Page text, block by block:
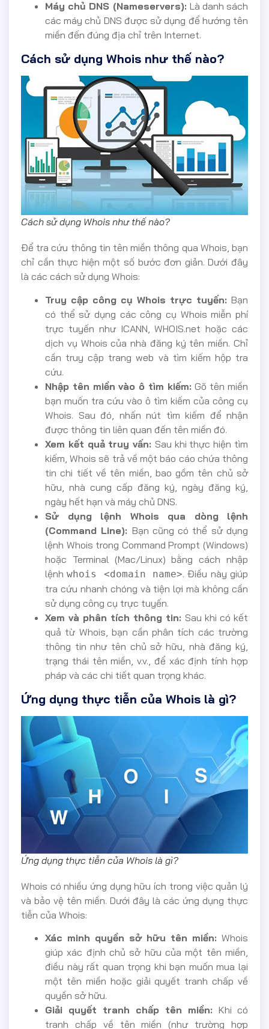
Máy chủ DNS (Nameservers): Là danh sách
các máy chủ DNS được sử dụng để hướng tên
miền đến đúng địa chỉ trên Internet.
Cách sử dụng Whois như thế nào?
Cách sử dụng Whois như thế nào?
Để tra cứu thông tin tên miền thông qua Whois, bạn
chỉ cần thực hiện một số bước đơn giản. Dưới đây
là các cách sử dụng Whois:
Truy cập công cụ Whois trực tuyến: Bạn
có thể sử dụng các công cụ Whois miễn phí
trực tuyến như ICANN, WHOIS.net hoặc các
dịch vụ Whois của nhà đăng ký tên miền. Chỉ
cần truy cập trang web và tìm kiếm hộp tra
cứu.
Nhập tên miền vào ô tìm kiếm:Gõ tên miền
bạn muốn tra cứu vào ô tìm kiếm của công cụ
Whois. Sau đó, nhấn nút tìm kiếm để nhận
được thông tin liên quan đến tên miền đó.
Xem kết quả truy vấn: Sau khi thực hiện tìm
kiếm, Whois sẽ trả về một báo cáo chứa thông
tin chi tiết về tên miền, bao gồm tên chủ sở
hữu, nhà cung cấp đăng ký, ngày đăng ký,
ngày hết hạn và máy chủ DNS.
Sử dụng lệnh Whois qua dòng lệnh
(Command Line): Bạn cũng có thể sử dụng
lệnh Whois trong Command Prompt (Windows)
hoặc Terminal (Mac/Linux) bằng cách nhập
lệnhwhois <domain name>. Điều này giúp
tra cứu nhanh chóng và tiện lợi mà không cần
sử dụng công cụ trực tuyến.
Xem và phân tích thông tin: Sau khi có kết
quả từ Whois, bạn cần phân tích các trường
thông tin như tên chủ sở hữu, nhà đăng ký,
trạng thái tên miền, v.v., để xác định tính hợp
pháp và các chi tiết quan trọng khác.
Ứng dụng thực tiễn của Whois là gì?
Ứng dụng thực tiễn của Whois là gì?
Whois có nhiều ứng dụng hữu ích trong việc quản lý
và bảo vệ tên miền. Dưới đây là các ứng dụng thực
tiễn của Whois:
Xác minh quyền sở hữu tên miền: Whois
giúp xác định chủ sở hữu của một tên miền,
điều này rất quan trọng khi bạn muốn mua lại
một tên miền hoặc giải quyết tranh chấp về
quyền sở hữu.
Giải quyết tranh chấp tên miền: Khi có
tranh chấp về tên miền (như trường hợp